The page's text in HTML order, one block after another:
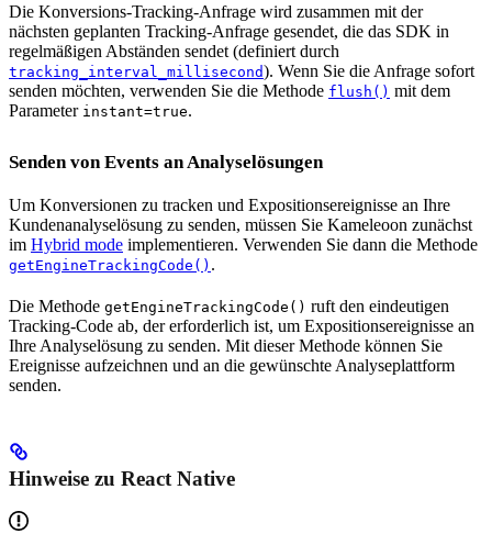
Die Konversions-Tracking-Anfrage wird zusammen mit der
nächsten geplanten Tracking-Anfrage gesendet, die das SDK in
regelmäßigen Abständen sendet (definiert durch
tracking_interval_millisecond). Wenn Sie die Anfrage sofort
senden möchten, verwenden Sie die Methode flush() mit dem
Parameter instant=true.
Senden von Events an Analyselösungen
Um Konversionen zu tracken und Expositionsereignisse an Ihre
Kundenanalyselösung zu senden, müssen Sie Kameleoon zunächst
im Hybrid mode implementieren. Verwenden Sie dann die Methode
getEngineTrackingCode() .
Die Methode getEngineTrackingCode() ruft den eindeutigen
Tracking-Code ab, der erforderlich ist, um Expositionsereignisse an
Ihre Analyselösung zu senden. Mit dieser Methode können Sie
Ereignisse aufzeichnen und an die gewünschte Analyseplattform
senden.
Hinweise zu React Native